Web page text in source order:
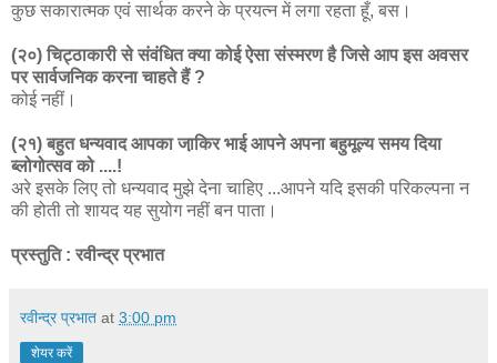
कुछ सकारात्मक एवं सार्थक करने के प्रयत्न में लगा रहता हूँ, बस।
(२०) चिट्ठाकारी से संवंधित क्या कोई ऐसा संस्मरण है जिसे आप इस अवसर
पर सार्वजनिक करना चाहते हैं ?
कोई नहीं।
(२१) बहुत धन्यवाद आपका जा़किर भाई आपने अपना बहुमूल्य समय दिया
ब्लोगोत्सव को ....!
अरे इसके लिए तो धन्यवाद मुझे देना चाहिए ...आपने यदि इसकी परिकल्पना न
की होती तो शायद यह सुयोग नहीं बन पाता।
प्रस्तुति : रवीन्द्र प्रभात
रवीन्द्र प्रभात at 3:00 pm
शेयर करें